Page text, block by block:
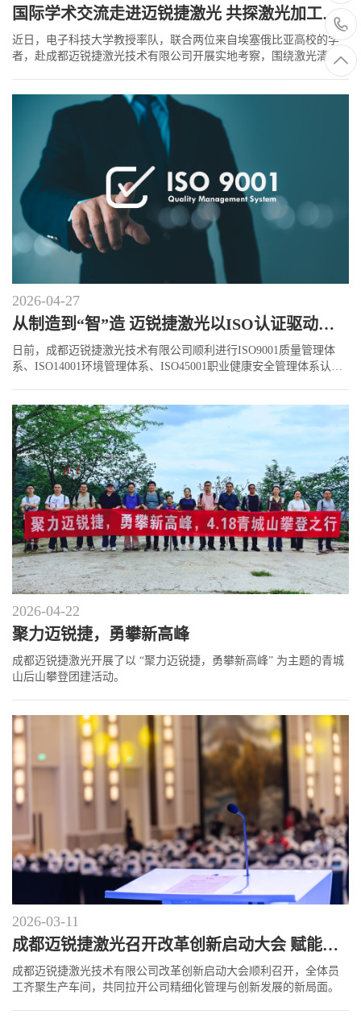
国际学术交流走进迈锐捷激光 共探激光加工技术创新应用
近日，电子科技大学教授率队，联合两位来自埃塞俄比亚高校的学
者，赴成都迈锐捷激光技术有限公司开展实地考察，围绕激光清
2026-04-27
从制造到“智”造 迈锐捷激光以ISO认证驱动高质量发展
日前，成都迈锐捷激光技术有限公司顺利进行ISO9001质量管理体
系、ISO14001环境管理体系、ISO45001职业健康安全管理体系认
2026-04-22
聚力迈锐捷，勇攀新高峰
成都迈锐捷激光开展了以 “聚力迈锐捷，勇攀新高峰” 为主题的青城
山后山攀登团建活动。
2026-03-11
成都迈锐捷激光召开改革创新启动大会 赋能高质量发展
成都迈锐捷激光技术有限公司改革创新启动大会顺利召开，全体员
工齐聚生产车间，共同拉开公司精细化管理与创新发展的新局面。